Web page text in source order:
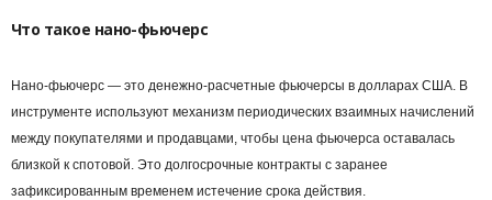
Что такое нано-фьючерс
Нано-фьючерс — это денежно‑расчетные фьючерсы в долларах США. В
инструменте используют механизм периодических взаимных начислений
между покупателями и продавцами, чтобы цена фьючерса оставалась
близкой к спотовой. Это долгосрочные контракты с заранее
зафиксированным временем истечение срока действия.